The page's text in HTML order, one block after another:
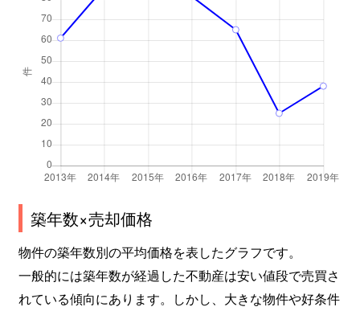
築年数×売却価格
物件の築年数別の平均価格を表したグラフです。
一般的には築年数が経過した不動産は安い値段で売買さ
れている傾向にあります。しかし、大きな物件や好条件